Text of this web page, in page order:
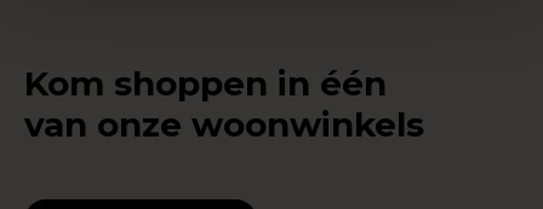
Kom shoppen in één
van onze woonwinkels